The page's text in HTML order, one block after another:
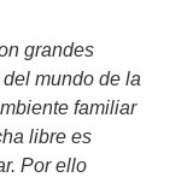
grandes
mundo de la
familiar
libre es
Por ello